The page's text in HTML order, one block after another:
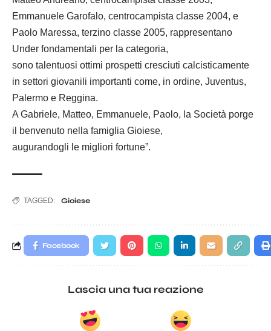
Emmanuele Garofalo, centrocampista classe 2004, e
Paolo Maressa, terzino classe 2005, rappresentano
Under fondamentali per la categoria,
sono talentuosi ottimi prospetti cresciuti calcisticamente
in settori giovanili importanti come, in ordine, Juventus,
Palermo e Reggina.
A Gabriele, Matteo, Emmanuele, Paolo, la Società porge
il benvenuto nella famiglia Gioiese,
augurandogli le migliori fortune”.
TAGGED: Gioiese
Facebook
Lascia una tua reazione